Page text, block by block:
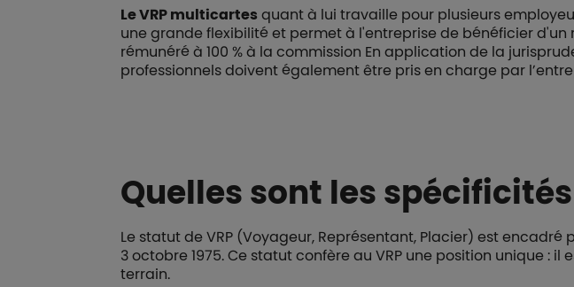
Le VRP multicartes quant à lui travaille pour plusieurs
une grande flexibilité et permet à l'entreprise de bénéficier
rémunéré à 100 % à la commission En application de la
professionnels doivent également être pris en charge par
Quelles sont les
Le statut de VRP (Voyageur, Représentant, Placier) est
3 octobre 1975. Ce statut confère au VRP une position unique :
terrain.